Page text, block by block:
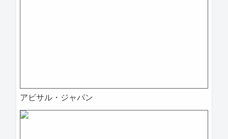
アビサル・ジャパン